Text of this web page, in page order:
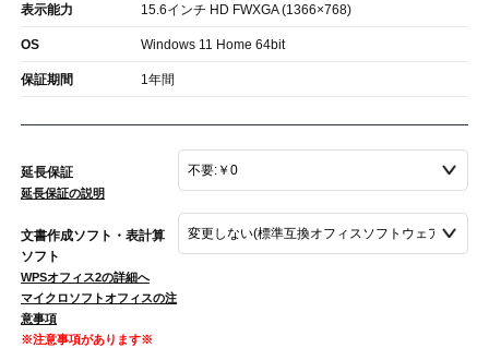
表示能力 15.6インチ HD FWXGA (1366×768)
OS Windows 11 Home 64bit
保証期間 1年間
延長保証
延長保証の説明
文書作成ソフト・表計算
ソフト
WPSオフィス2の詳細へ
マイクロソフトオフィスの注
意事項
※注意事項があります※